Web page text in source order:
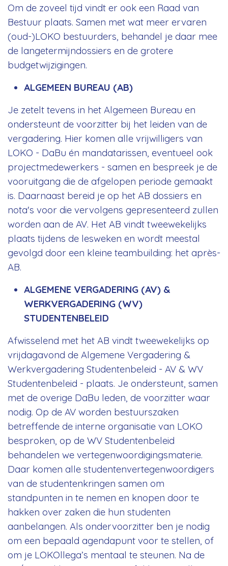
Om de zoveel tijd vindt er ook een Raad van
Bestuur plaats. Samen met wat meer ervaren
(oud-)LOKO bestuurders, behandel je daar mee
de langetermijndossiers en de grotere
budgetwijzigingen.
ALGEMEEN BUREAU (AB)
Je zetelt tevens in het Algemeen Bureau en
ondersteunt de voorzitter bij het leiden van de
vergadering. Hier komen alle vrijwilligers van
LOKO - DaBu én mandatarissen, eventueel ook
projectmedewerkers - samen en bespreek je de
vooruitgang die de afgelopen periode gemaakt
is. Daarnaast bereid je op het AB dossiers en
nota's voor die vervolgens gepresenteerd zullen
worden aan de AV. Het AB vindt tweewekelijks
plaats tijdens de lesweken en wordt meestal
gevolgd door een kleine teambuilding: het après-
AB.
ALGEMENE VERGADERING (AV) &
WERKVERGADERING (WV)
STUDENTENBELEID
Afwisselend met het AB vindt tweewekelijks op
vrijdagavond de Algemene Vergadering &
Werkvergadering Studentenbeleid - AV & WV
Studentenbeleid - plaats. Je ondersteunt, samen
met de overige DaBu leden, de voorzitter waar
nodig. Op de AV worden bestuurszaken
betreffende de interne organisatie van LOKO
besproken, op de WV Studentenbeleid
behandelen we vertegenwoordigingsmaterie.
Daar komen alle studentenvertegenwoordigers
van de studentenkringen samen om
standpunten in te nemen en knopen door te
hakken over zaken die hun studenten
aanbelangen. Als ondervoorzitter ben je nodig
om een bepaald agendapunt voor te stellen, of
om je LOKOllega’s mentaal te steunen. Na de